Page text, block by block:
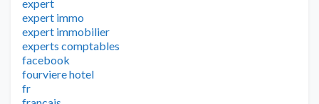
expert
expert immo
expert immobilier
experts comptables
facebook
fourviere hotel
fr